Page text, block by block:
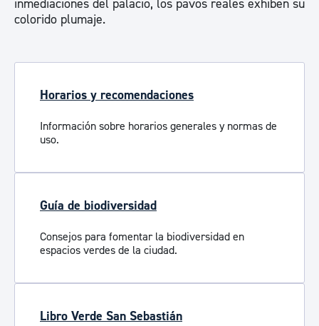
inmediaciones del palacio, los pavos reales exhiben su
colorido plumaje.
Horarios y recomendaciones
Información sobre horarios generales y normas de
uso.
Guía de biodiversidad
Consejos para fomentar la biodiversidad en
espacios verdes de la ciudad.
Libro Verde San Sebastián